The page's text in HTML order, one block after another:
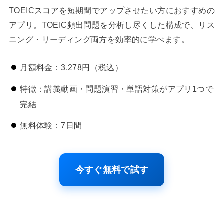
TOEICスコアを短期間でアップさせたい方におすすめの
アプリ。TOEIC頻出問題を分析し尽くした構成で、リス
ニング・リーディング両方を効率的に学べます。
月額料金：3,278円（税込）
特徴：講義動画・問題演習・単語対策がアプリ1つで
完結
無料体験：7日間
今すぐ無料で試す